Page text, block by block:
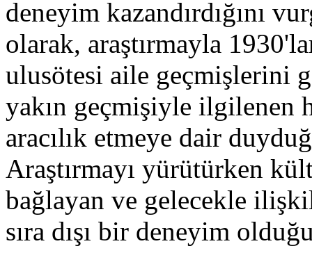
deneyim kazandırdığını
olarak, araştırmayla
ulusötesi aile geçmişlerini
yakın geçmişiyle ilgilenen
aracılık etmeye dair
Araştırmayı yürütürken
bağlayan ve gelecekle
sıra dışı bir deneyim